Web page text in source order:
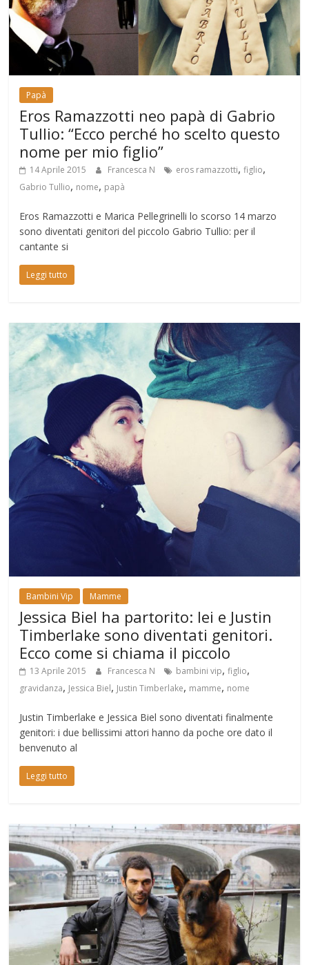
Papà
Eros Ramazzotti neo papà di Gabrio
Tullio: “Ecco perché ho scelto questo
nome per mio figlio”
14 Aprile 2015 Francesca N eros ramazzotti,figlio,
Gabrio Tullio, nome, papà
Eros Ramazzotti e Marica Pellegrinelli lo scorso 14 marzo
sono diventati genitori del piccolo Gabrio Tullio: per il
cantante si
Leggi tutto
Bambini Vip Mamme
Jessica Biel ha partorito: lei e Justin
Timberlake sono diventati genitori.
Ecco come si chiama il piccolo
13 Aprile 2015 Francesca N bambini vip,figlio,
gravidanza, Jessica Biel, Justin Timberlake, mamme, nome
Justin Timberlake e Jessica Biel sono diventati finalmente
genitori: i due bellissimi attori hanno da poche ore dato il
benvenuto al
Leggi tutto